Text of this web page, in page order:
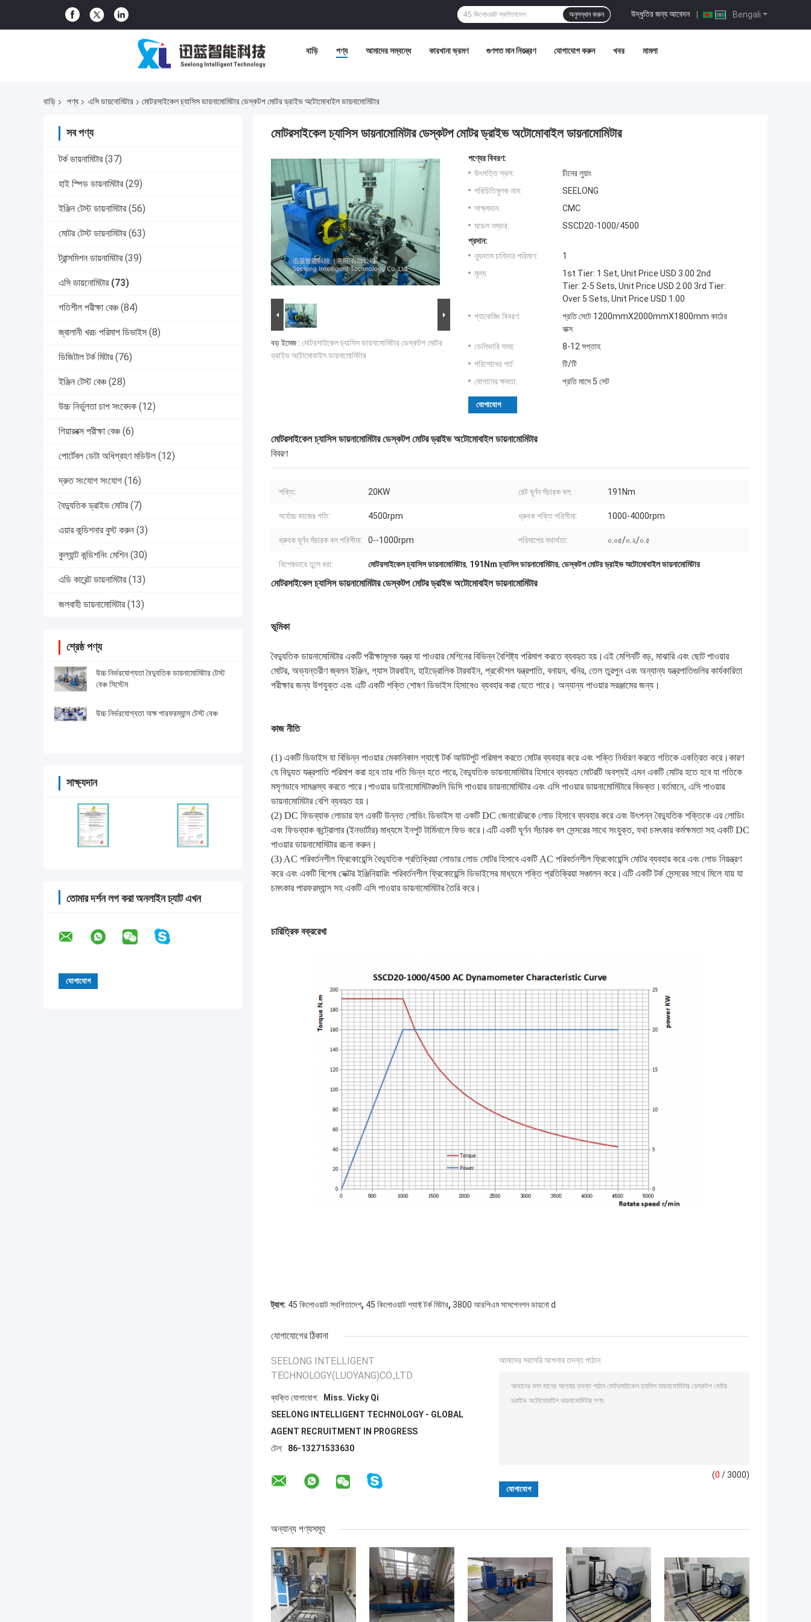
Bengali
উদ্ধৃতির জন্য আবেদন |
অনুসন্ধান করুন
বাড়ি পণ্য আমাদের সম্বন্ধে কারখানা ভ্রমণ গুণগত মান নিয়ন্ত্রণ যোগাযোগ করুন খবর মামলা
বাড়ি পণ্য এসি ডায়নোমিটার মোটরসাইকেল চ্যাসিস ডায়নামোমিটার ডেস্কটপ মোটর ড্রাইভ অটোমোবাইল ডায়নামোমিটার
সব পণ্য
টর্ক ডায়নামিটার (37)
হাই স্পিড ডায়নামিটার (29)
ইঞ্জিন টেস্ট ডায়নামিটার (56)
মোটর টেস্ট ডায়নামিটার (63)
ট্রান্সমিশন ডায়নামিটার (39)
এসি ডায়নোমিটার (73)
গতিশীল পরীক্ষা বেঞ্চ (84)
জ্বালানী খরচ পরিমাপ ডিভাইস (8)
ডিজিটাল টর্ক মিটার (76)
ইঞ্জিন টেস্ট বেঞ্চ (28)
উচ্চ নির্ভুলতা চাপ সংবেদক (12)
গিয়ারবক্স পরীক্ষা বেঞ্চ (6)
পোর্টেবল ডেটা অধিগ্রহণ মডিউল (12)
দ্রুত সংযোগ সংযোগ (16)
বৈদ্যুতিক ড্রাইভ মোটর (7)
এয়ার কন্ডিশনার বুস্ট করুন (3)
কুল্যান্ট কন্ডিশনিং মেশিন (30)
এডি কারেন্ট ডায়নামিটার (13)
জলবাহী ডায়নামোমিটার (13)
শ্রেষ্ঠ পণ্য
উচ্চ নির্ভরযোগ্যতা বৈদ্যুতিক ডায়নামোমিটার টেস্ট
বেঞ্চ সিস্টেম
উচ্চ নির্ভরযোগ্যতা অক্ষ পারফরম্যান্স টেস্ট বেঞ্চ
সাক্ষ্যদান
তোমার দর্শন লগ করা অনলাইন চ্যাট এখন
মোটরসাইকেল চ্যাসিস ডায়নামোমিটার ডেস্কটপ মোটর ড্রাইভ অটোমোবাইল ডায়নামোমিটার
বড় ইমেজ : মোটরসাইকেল চ্যাসিস ডায়নামোমিটার ডেস্কটপ মোটর
ড্রাইভ অটোমোবাইল ডায়নামোমিটার
পণ্যের বিবরণ:
উৎপত্তি স্থল:
চীনের লুয়াং
পরিচিতিমুলক নাম:
SEELONG
সাক্ষ্যদান:
CMC
মডেল নম্বার:
SSCD20-1000/4500
প্রদান:
ন্যূনতম চাহিদার পরিমাণ:
1
মূল্য:
1st Tier: 1 Set, Unit Price USD 3.00 2nd
Tier: 2-5 Sets, Unit Price USD 2.00 3rd Tier:
Over 5 Sets, Unit Price USD 1.00
প্যাকেজিং বিবরণ:
প্রতি সেটে 1200mmX2000mmX1800mm কাঠের
বাক্স
ডেলিভারি সময়:
8-12 সপ্তাহ
পরিশোধের শর্ত:
টি/টি
যোগানের ক্ষমতা:
প্রতি মাসে 5 সেট
যোগাযোগ
মোটরসাইকেল চ্যাসিস ডায়নামোমিটার ডেস্কটপ মোটর ড্রাইভ অটোমোবাইল ডায়নামোমিটার
বিবরণ
শক্তি: 20KW রেট ঘূর্ণন সঁচারক বল: 191Nm
সর্বোচ্চ কাজের গতি: 4500rpm ধ্রুবক শক্তি পরিসীমা: 1000-4000rpm
ধ্রুবক ঘূর্ণন সঁচারক বল পরিসীমা: 0--1000rpm পরিমাপের যথার্থতা: ০.০৫/০.২/০.৫
বিশেষভাবে তুলে ধরা: মোটরসাইকেল চ্যাসিস ডায়নামোমিটার, 191Nm চ্যাসিস ডায়নামোমিটার, ডেস্কটপ মোটর ড্রাইভ অটোমোবাইল ডায়নামোমিটার
মোটরসাইকেল চ্যাসিস ডায়নামোমিটার ডেস্কটপ মোটর ড্রাইভ অটোমোবাইল ডায়নামোমিটার
ভূমিকা
বৈদ্যুতিক ডায়নামোমিটার একটি পরীক্ষামূলক যন্ত্র যা পাওয়ার মেশিনের বিভিন্ন বৈশিষ্ট্য পরিমাপ করতে ব্যবহৃত হয়।এই মেশিনটি বড়, মাঝারি এবং ছোট পাওয়ার
মোটর, অভ্যন্তরীণ জ্বলন ইঞ্জিন, গ্যাস টারবাইন, হাইড্রোলিক টারবাইন, প্রকৌশল যন্ত্রপাতি, বনায়ন, খনির, তেল তুরপুন এবং অন্যান্য যন্ত্রপাতিগুলির কার্যকারিতা
পরীক্ষার জন্য উপযুক্ত এবং এটি একটি শক্তি শোষণ ডিভাইস হিসাবেও ব্যবহার করা যেতে পারে। অন্যান্য পাওয়ার সরঞ্জামের জন্য।
কাজ নীতি
(1) একটি ডিভাইস যা বিভিন্ন পাওয়ার মেকানিকাল শ্যাফ্টে টর্ক আউটপুট পরিমাপ করতে মোটর ব্যবহার করে এবং শক্তি নির্ধারণ করতে গতিকে একত্রিত করে।কারণ
যে বিদ্যুত যন্ত্রপাতি পরিমাপ করা হবে তার গতি ভিন্ন হতে পারে, বৈদ্যুতিক ডায়নামোমিটার হিসাবে ব্যবহৃত মোটরটি অবশ্যই এমন একটি মোটর হতে হবে যা গতিকে
মসৃণভাবে সামঞ্জস্য করতে পারে।পাওয়ার ডাইনামোমিটারগুলি ডিসি পাওয়ার ডায়নামোমিটার এবং এসি পাওয়ার ডায়নামোমিটারে বিভক্ত।বর্তমানে, এসি পাওয়ার
ডায়নামোমিটার বেশি ব্যবহৃত হয়।
(2) DC ফিডব্যাক লোডার হল একটি উন্নত লোডিং ডিভাইস যা একটি DC জেনারেটরকে লোড হিসাবে ব্যবহার করে এবং উৎপন্ন বৈদ্যুতিক শক্তিকে এর লোডিং
এবং ফিডব্যাক কন্ট্রোলার (ইনভার্টার) মাধ্যমে ইনপুট টার্মিনালে ফিড করে।এটি একটি ঘূর্ণন সঁচারক বল সেন্সরের সাথে সংযুক্ত, যথা চমৎকার কর্মক্ষমতা সহ একটি DC
পাওয়ার ডায়নামোমিটার রচনা করুন।
(3) AC পরিবর্তনশীল ফ্রিকোয়েন্সি বৈদ্যুতিক প্রতিক্রিয়া লোডার লোড মোটর হিসাবে একটি AC পরিবর্তনশীল ফ্রিকোয়েন্সি মোটর ব্যবহার করে এবং লোড নিয়ন্ত্রণ
করে এবং একটি বিশেষ ভেক্টর ইঞ্জিনিয়ারিং পরিবর্তনশীল ফ্রিকোয়েন্সি ডিভাইসের মাধ্যমে শক্তি প্রতিক্রিয়া সঞ্চালন করে।এটি একটি টর্ক সেন্সরের সাথে মিলে যায় যা
চমৎকার পারফরম্যান্স সহ একটি এসি পাওয়ার ডায়নামোমিটার তৈরি করে।
চারিত্রিক বক্ররেখা
ট্যাগ: 45 কিলোওয়াট স্থগিতাদেশ, 45 কিলোওয়াট শ্যাফ্ট টর্ক মিটার, 3800 আরপিএম সাসপেনশন ডায়নো d
যোগাযোগের ঠিকানা
SEELONG INTELLIGENT
TECHNOLOGY(LUOYANG)CO.,LTD
ব্যক্তি যোগাযোগ:
Miss. Vicky Qi
SEELONG INTELLIGENT TECHNOLOGY - GLOBAL
AGENT RECRUITMENT IN PROGRESS
টেল:
86-13271533630
আমাদের সরাসরি আপনার তদন্ত পাঠান
(0 / 3000)
অন্যান্য পণ্যসমূহ